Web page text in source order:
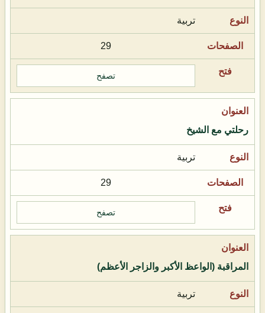
تربية
29
تصفح
رحلتي مع الشيخ
تربية
29
تصفح
المراقبة (الواعظ الأكبر والزاجر الأعظم)
تربية